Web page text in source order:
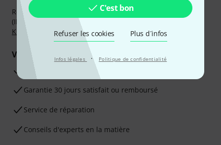
C'est bon
Refuser les cookies Plus d´infos
Infos légales · Politique de confidentialité
Réglez de manière sûre et sécurisée par Virement
(IBAN/BIC), PayPal, Amazon Pay,
Klarna Payer en 3 foisou Carte de crédit.
Vos avantages
Ga­ran­tie Thomann 3 ans
Garantie 30 jours satisfait ou remboursé
Service de réparation
Conseils d'experts en la matière